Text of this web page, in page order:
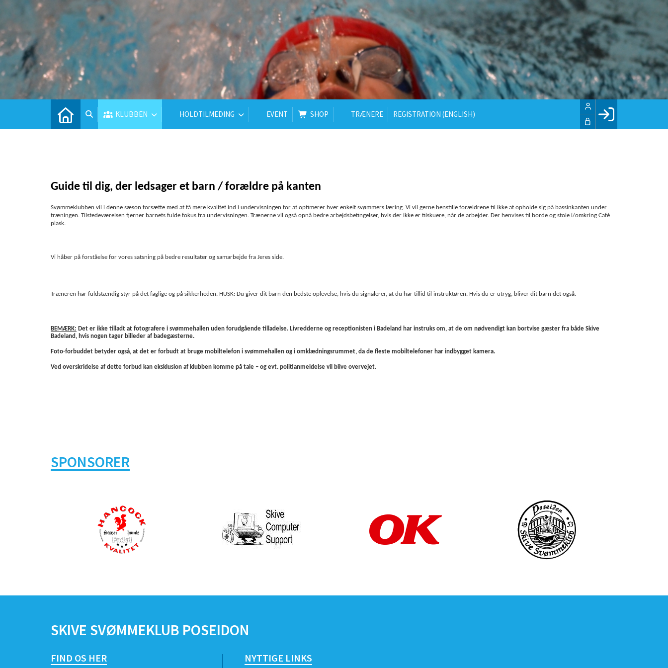
KLUBBEN HOLDTILMEDING EVENT SHOP TRÆNERE REGISTRATION (ENGLISH)
LOG IND
Guide til dig, der ledsager et barn / forældre på kanten
Svømmeklubben vil i denne sæson forsætte med at få mere kvalitet ind i undervisningen for at optimerer hver enkelt svømmers læring. Vi vil gerne henstille forældrene til ikke at opholde sig på bassinkanten under
træningen. Tilstedeværelsen fjerner barnets fulde fokus fra undervisningen. Trænerne vil også opnå bedre arbejdsbetingelser, hvis der ikke er tilskuere, når de arbejder. Der henvises til borde og stole i/omkring Café
plask.
Vi håber på forståelse for vores satsning på bedre resultater og samarbejde fra Jeres side.
Træneren har fuldstændig styr på det faglige og på sikkerheden. HUSK: Du giver dit barn den bedste oplevelse, hvis du signalerer, at du har tillid til instruktøren. Hvis du er utryg, bliver dit barn det også.
BEMÆRK: Det er ikke tilladt at fotografere i svømmehallen uden forudgående tilladelse. Livredderne og receptionisten i Badeland har instruks om, at de om nødvendigt kan bortvise gæster fra både Skive
Badeland, hvis nogen tager billeder af badegæsterne.
Foto-forbuddet betyder også, at det er forbudt at bruge mobiltelefon i svømmehallen og i omklædningsrummet, da de fleste mobiltelefoner har indbygget kamera.
Ved overskridelse af dette forbud kan eksklusion af klubben komme på tale – og evt. politianmeldelse vil blive overvejet.
SPONSORER
SKIVE SVØMMEKLUB POSEIDON
FIND OS HER NYTTIGE LINKS